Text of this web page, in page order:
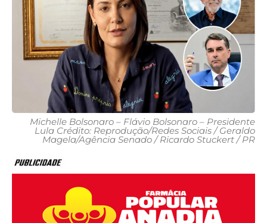
Michelle Bolsonaro – Flávio Bolsonaro – Presidente
Lula Crédito: Reprodução/Redes Sociais / Geraldo
Magela/Agência Senado / Ricardo Stuckert / PR